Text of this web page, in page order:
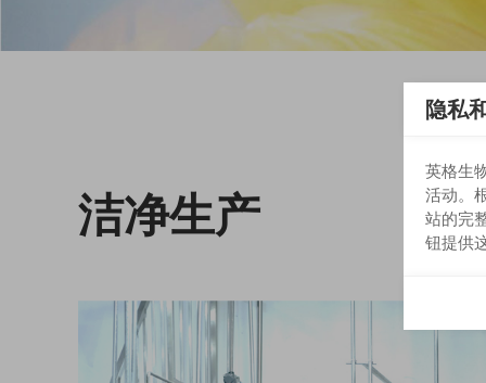
隐私
英格生
活动。
站的完
钮提供
洁净生产